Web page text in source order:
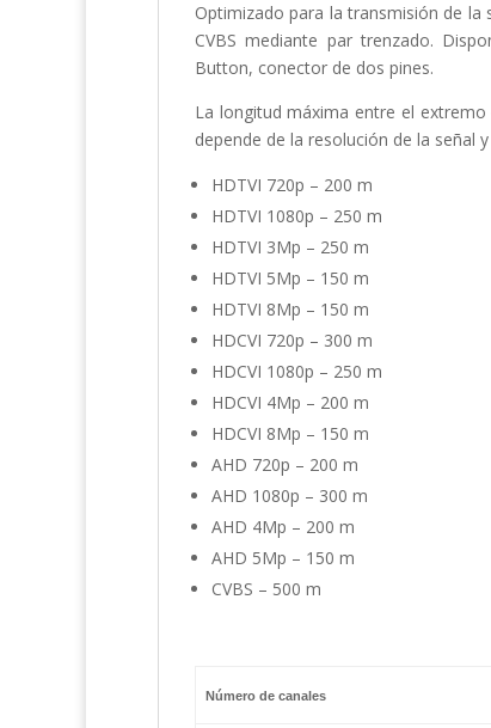
Optimizado para la transmisión de la
CVBS mediante par trenzado.
Button, conector de dos pines.
La longitud máxima entre el
depende de la resolución de la señal
HDTVI 720p – 200 m
HDTVI 1080p – 250 m
HDTVI 3Mp – 250 m
HDTVI 5Mp – 150 m
HDTVI 8Mp – 150 m
HDCVI 720p – 300 m
HDCVI 1080p – 250 m
HDCVI 4Mp – 200 m
HDCVI 8Mp – 150 m
AHD 720p – 200 m
AHD 1080p – 300 m
AHD 4Mp – 200 m
AHD 5Mp – 150 m
CVBS – 500 m
Número de canales